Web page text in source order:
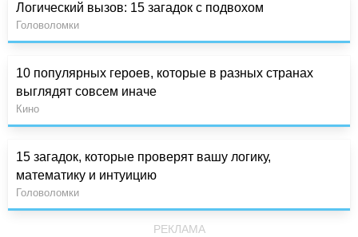
Логический вызов: 15 загадок с подвохом
Головоломки
10 популярных героев, которые в разных странах
выглядят совсем иначе
Кино
15 загадок, которые проверят вашу логику,
математику и интуицию
Головоломки
РЕКЛАМА